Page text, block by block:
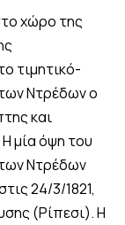
χώρο της
τιμητικό-
Ντρέδων ο
και
μία όψη του
Ντρέδων
24/3/1821,
(Ρίπεσι). Η